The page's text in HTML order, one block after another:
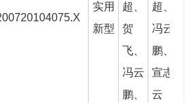
实用
新型
超、
贺
飞、
冯云
鹏、
超、
冯云
鹏、
宣志
云